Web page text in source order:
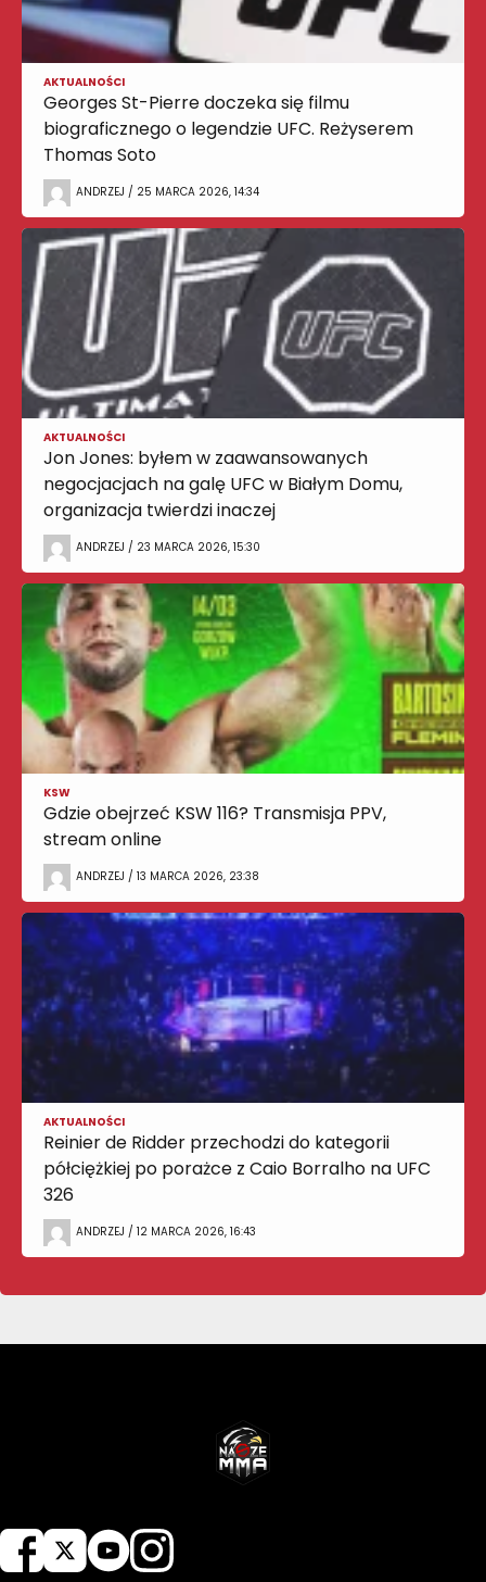
AKTUALNOŚCI
Georges St-Pierre doczeka się filmu
biograficznego o legendzie UFC. Reżyserem
Thomas Soto
ANDRZEJ / 25 MARCA 2026, 14:34
AKTUALNOŚCI
Jon Jones: byłem w zaawansowanych
negocjacjach na galę UFC w Białym Domu,
organizacja twierdzi inaczej
ANDRZEJ / 23 MARCA 2026, 15:30
KSW
Gdzie obejrzeć KSW 116? Transmisja PPV,
stream online
ANDRZEJ / 13 MARCA 2026, 23:38
AKTUALNOŚCI
Reinier de Ridder przechodzi do kategorii
półciężkiej po porażce z Caio Borralho na UFC
326
ANDRZEJ / 12 MARCA 2026, 16:43